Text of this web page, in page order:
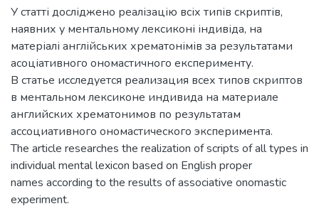
У статті досліджено реалізацію всіх типів скриптів,
наявних у ментальному лексиконі індивіда, на
матеріалі англійських хрематонімів за результатами
асоціативного ономастичного експерименту.
В статье исследуется реализация всех типов скриптов
в ментальном лексиконе индивида на материале
английских хрематонимов по результатам
ассоциативного ономастического эксперимента.
The article researches the realization of scripts of all types in
individual mental lexicon based on English proper
names according to the results of associative onomastic
experiment.